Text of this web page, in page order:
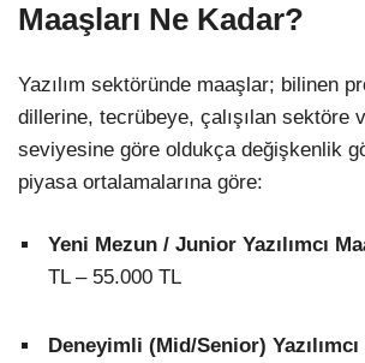
Maaşları Ne Kadar?
Yazılım sektöründe maaşlar; bilinen
dillerine, tecrübeye, çalışılan sektöre
seviyesine göre oldukça değişkenlik
piyasa ortalamalarına göre:
Yeni Mezun / Junior Yazılımcı
TL – 55.000 TL
Deneyimli (Mid/Senior) Yazılımcı